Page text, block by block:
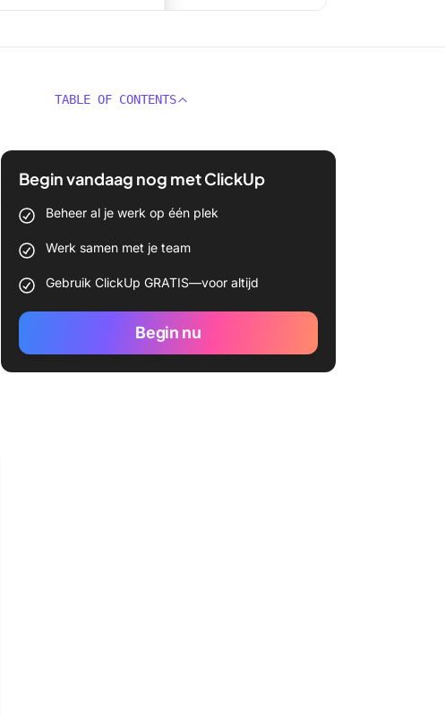
TABLE OF CONTENTS
Begin vandaag nog met ClickUp
Beheer al je werk op één plek
Werk samen met je team
Gebruik ClickUp GRATIS—voor altijd
Begin nu